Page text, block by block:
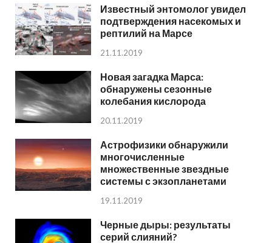
Известный энтомолог увидел
подтверждения насекомых и
рептилий на Марсе
21.11.2019
Новая загадка Марса:
обнаружены сезонные
колебания кислорода
20.11.2019
Астрофизики обнаружили
многочисленные
множественные звездные
системы с экзопланетами
19.11.2019
Черные дыры: результаты
серий слияний?